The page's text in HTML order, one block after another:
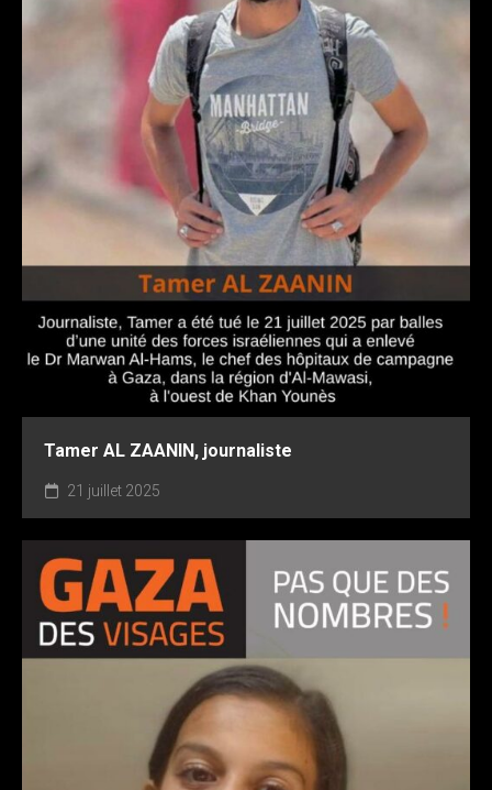
Tamer AL ZAANIN, journaliste
21 juillet 2025